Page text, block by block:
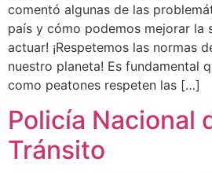
comentó algunas de las
país y cómo podemos mejorar la
actuar! ¡Respetemos las normas
nuestro planeta! Es fundamental
como peatones respeten las […]
Policía Nacional
Tránsito